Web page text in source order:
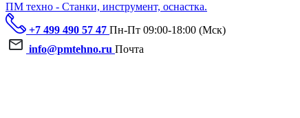
ПМ техно - Станки, инструмент, оснастка.
+7 499 490 57 47 Пн-Пт 09:00-18:00 (Мск)
info@pmtehno.ru Почта